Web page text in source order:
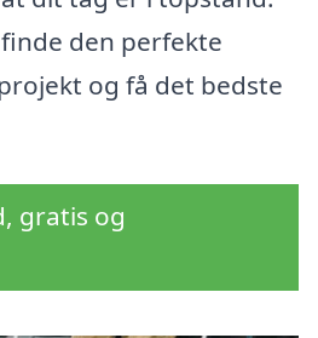
den perfekte
og få det bedste
gratis og